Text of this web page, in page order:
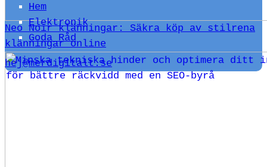
Neo Noir klänningar: Säkra köp av stilrena
klänningar online
Hem
Elektronik
Goda Råd
hej@merdigitalt.se